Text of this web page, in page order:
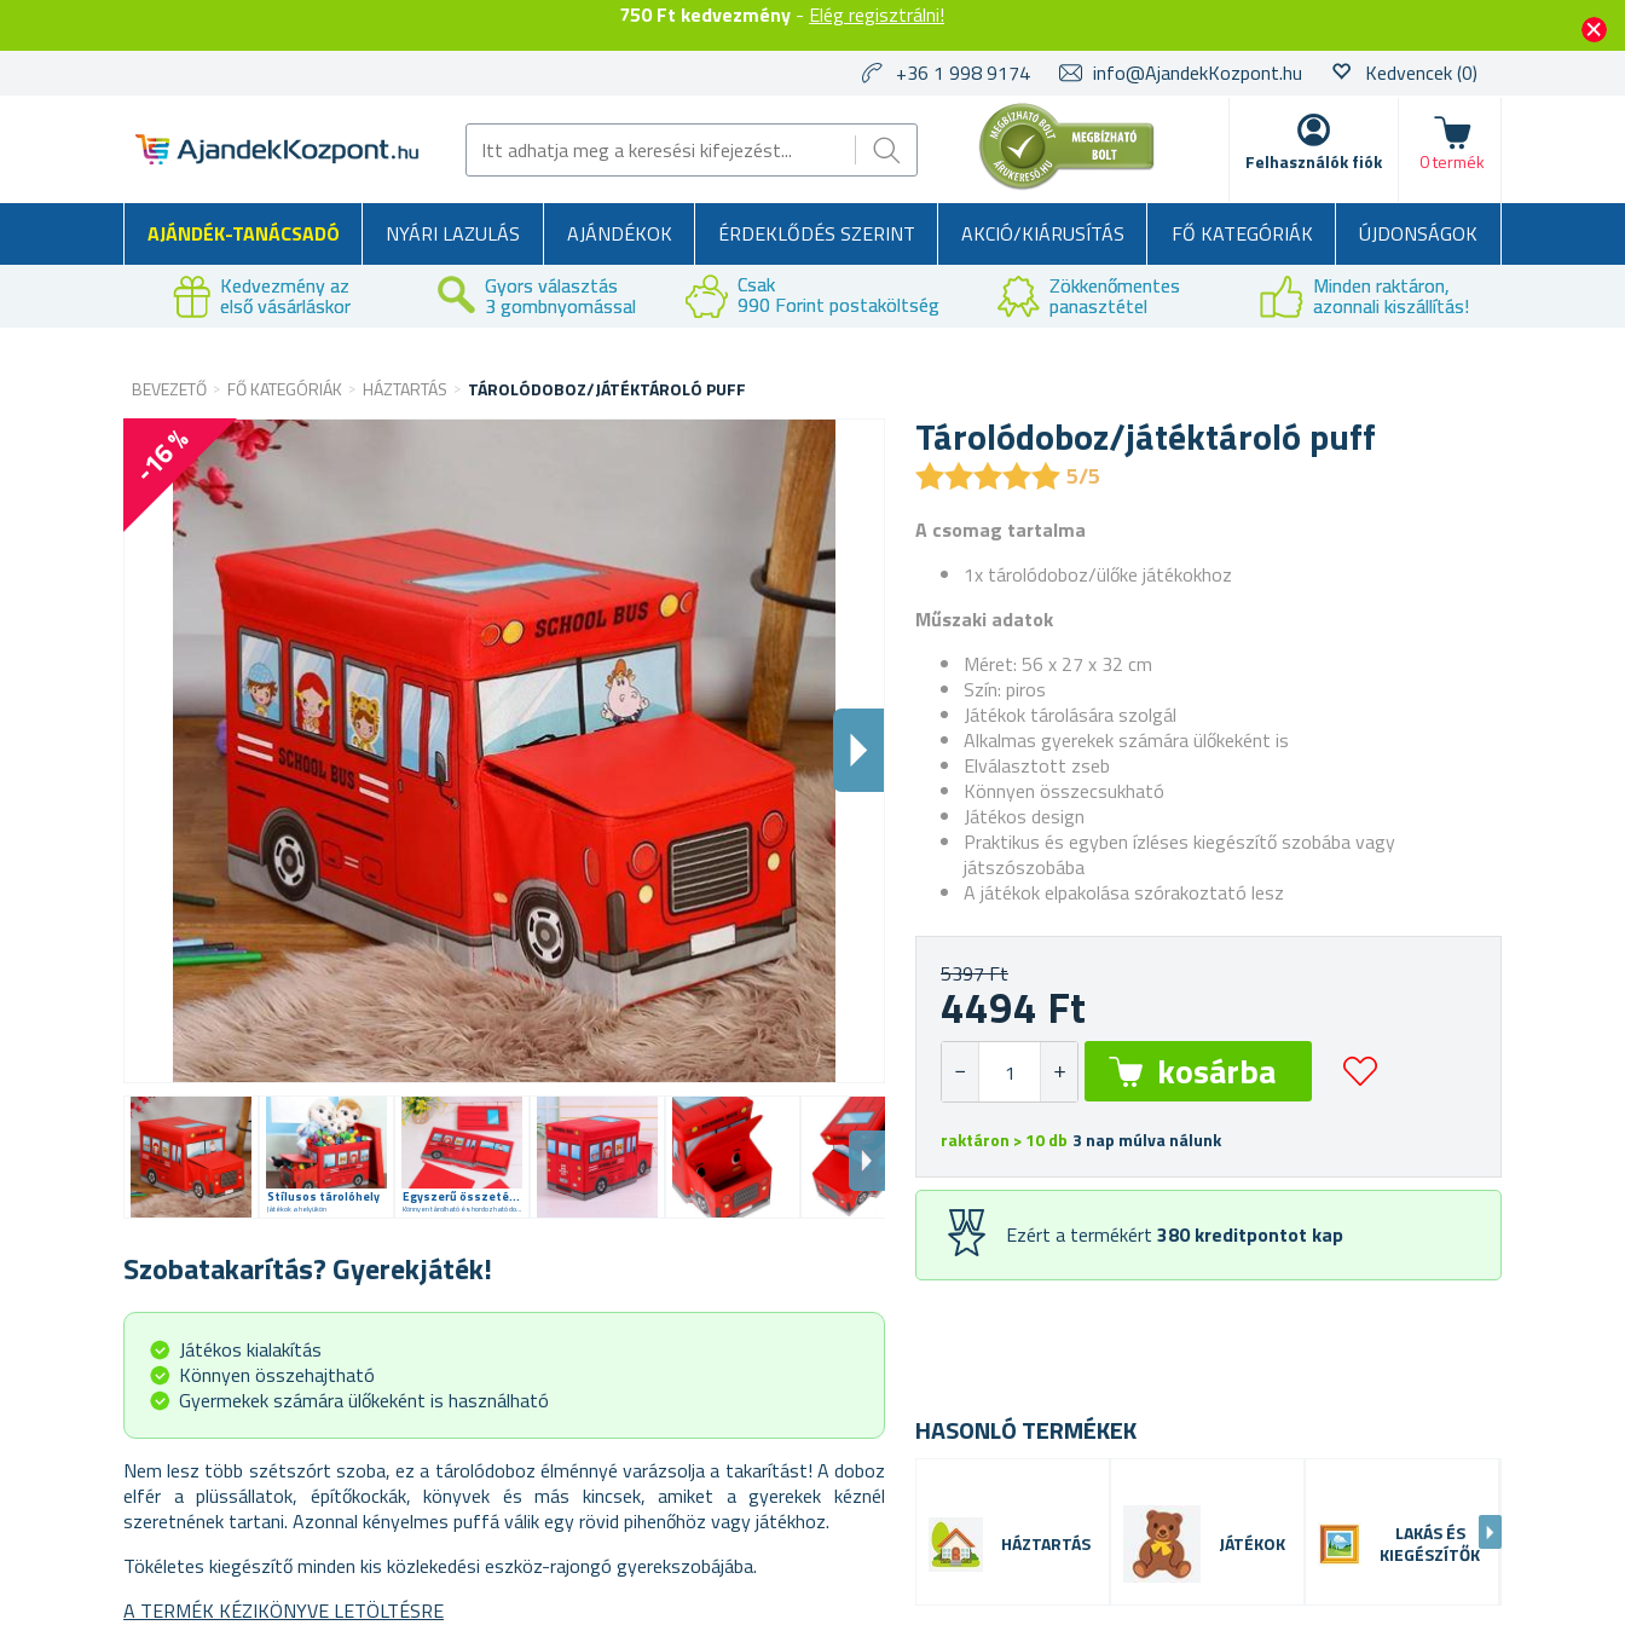
750 Ft kedvezmény - Elég regisztrálni!
+36 1 998 9174
info@AjandekKozpont.hu Kedvencek(0)
Felhasználók fiók
kosár
0 termék
AJÁNDÉK-TANÁCSADÓ NYÁRI LAZULÁS AJÁNDÉKOK ÉRDEKLŐDÉS SZERINT AKCIÓ/KIÁRUSÍTÁS FŐ KATEGÓRIÁK
ÚJDONSÁGOK
Kedvezmény az
első vásárláskor
Gyors választás
3 gombnyomással
Csak
990 Forint postaköltség
Zökkenőmentes
panasztétel
Minden raktáron,
azonnali kiszállítás!
BEVEZETŐ FŐ KATEGÓRIÁK HÁZTARTÁS TÁROLÓDOBOZ/JÁTÉKTÁROLÓ PUFF
Tárolódoboz/játéktároló puff
★★★★★
★★★★★5/5
-16 %
Stílusos tárolóhely
Játékok a helyükön
Egyszerű összetétel
Könnyen tárolható és hordozható doboz
A csomag tartalma
1x tárolódoboz/ülőke játékokhoz
Műszaki adatok
Méret: 56 x 27 x 32 cm
Szín: piros
Játékok tárolására szolgál
Alkalmas gyerekek számára ülőkeként is
Elválasztott zseb
Könnyen összecsukható
Játékos design
Praktikus és egyben ízléses kiegészítő szobába vagy
játszószobába
A játékok elpakolása szórakoztató lesz
5397 Ft
4494 Ft
raktáron > 10 db 3 nap múlva nálunk
Ezért a termékért 380 kreditpontot kap
Szobatakarítás? Gyerekjáték!
Játékos kialakítás
Könnyen összehajtható
Gyermekek számára ülőkeként is használható
Nem lesz több szétszórt szoba, ez a tárolódoboz élménnyé varázsolja a takarítást! A doboz
elfér a plüssállatok, építőkockák, könyvek és más kincsek, amiket a gyerekek kéznél
szeretnének tartani. Azonnal kényelmes puffá válik egy rövid pihenőhöz vagy játékhoz.
Tökéletes kiegészítő minden kis közlekedési eszköz-rajongó gyerekszobájába.
A TERMÉK KÉZIKÖNYVE LETÖLTÉSRE
HASONLÓ TERMÉKEK
HÁZTARTÁS JÁTÉKOK
LAKÁS ÉS
KIEGÉSZÍTŐK